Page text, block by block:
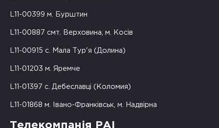
L11-00399 м. Бурштин
L11-00887 смт. Верховина, м. Косів
L11-00915 с. Мала Тур'я (Долина)
L11-01203 м. Яремче
L11-01397 с. Дебеславці (Коломия)
L11-01868 м. Івано-Франківськ, м. Надвірна
Телекомпанія РАІ